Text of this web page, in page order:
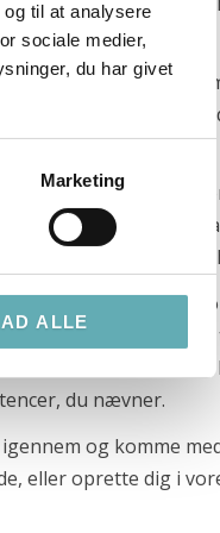
til at analysere
sociale medier,
du har givet
Marketing
ALLE
(dvs. ikke 10 år
i. Altså duer et
. Derfor er chancen
under hver af dine
ord på, hvad du
du behersker på et
fordi man
i forhold til dér,
du nævner.
og komme
eller oprette dig i